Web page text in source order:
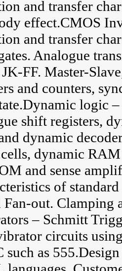
and transfer
effect.CMOS
and transfer
Analogue
FF. Master-
and counters,
logic
shift registers,
dynamic
dynamic
and sense
of
Fan-out.
– Schmitt
circuits
such as